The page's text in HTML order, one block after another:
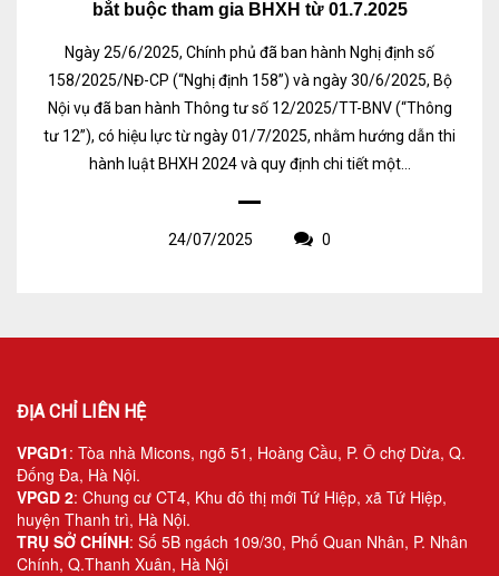
bắt buộc tham gia BHXH từ 01.7.2025
Ngày 25/6/2025, Chính phủ đã ban hành Nghị định số
158/2025/NĐ-CP (“Nghị định 158”) và ngày 30/6/2025, Bộ
Nội vụ đã ban hành Thông tư số 12/2025/TT-BNV (“Thông
tư 12”), có hiệu lực từ ngày 01/7/2025, nhằm hướng dẫn thi
hành luật BHXH 2024 và quy định chi tiết một...
24/07/2025 0
ĐỊA CHỈ LIÊN HỆ
VPGD1: Tòa nhà Micons, ngõ 51, Hoàng Cầu, P. Ô chợ Dừa, Q.
Đống Đa, Hà Nội.
VPGD 2: Chung cư CT4, Khu đô thị mới Tứ Hiệp, xã Tứ Hiệp,
huyện Thanh trì, Hà Nội.
TRỤ SỞ CHÍNH: Số 5B ngách 109/30, Phố Quan Nhân, P. Nhân
Chính, Q.Thanh Xuân, Hà Nội